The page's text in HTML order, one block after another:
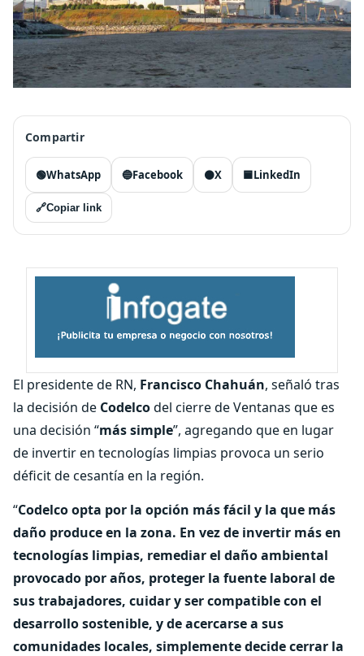
Compartir
🟢WhatsApp 🔵Facebook ⚫X 🟦LinkedIn
🔗Copiar link
El presidente de RN, Francisco Chahuán, señaló tras
la decisión de Codelcodel cierre de Ventanas que es
una decisión “más simple”, agregando que en lugar
de invertir en tecnologías limpias provoca un serio
déficit de cesantía en la región.
“Codelco opta por la opción más fácil y la que más
daño produce en la zona. En vez de invertir más en
tecnologías limpias, remediar el daño ambiental
provocado por años, proteger la fuente laboral de
sus trabajadores, cuidar y ser compatible con el
desarrollo sostenible, y de acercarse a sus
comunidades locales, simplemente decide cerrar la